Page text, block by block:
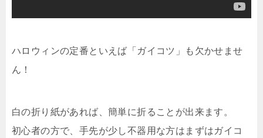
ハロウィンの定番といえば「ガイコツ」も欠かせませ
ん！
白の折り紙があれば、簡単に折ることが出来ます。
初心者の方で、手先が少し不器用な方はまずはガイコ